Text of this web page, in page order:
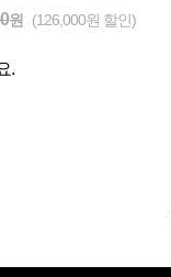
원 (126,000원 할인)
.